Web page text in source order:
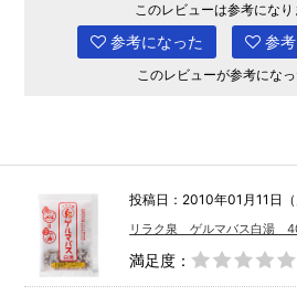
このレビューは参考になり
参考になった 参
このレビューが参考になっ
投稿日：2010年01月11日（
リラク泉 ゲルマバス白湯
満足度：